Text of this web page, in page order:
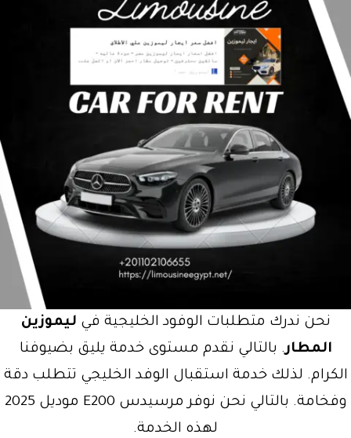
نحن ندرك متطلبات الوفود الخليجية في ليموزين
المطار. بالتالي نقدم مستوى خدمة يليق بضيوفنا
الكرام. لذلك خدمة استقبال الوفد الخليجي تتطلب دقة
وفخامة. بالتالي نحن نوفر مرسيدس E200 موديل 2025
لهذه الخدمة.